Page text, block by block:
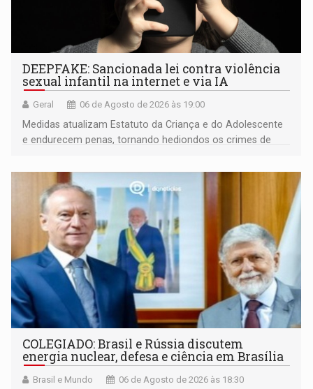
DEEPFAKE: Sancionada lei contra violência
sexual infantil na internet e via IA
Geral 06 de Agosto de 2026 às 19:00
Medidas atualizam Estatuto da Criança e do Adolescente
e endurecem penas, tornando hediondos os crimes de
COLEGIADO: Brasil e Rússia discutem
energia nuclear, defesa e ciência em Brasília
Brasil e Mundo 06 de Agosto de 2026 às 18:30